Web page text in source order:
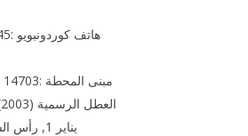
Kordonboyu Tel: 81 52145: هاتف كوردونبويو
Terminal Building Tel: 23 14703: مبنى المحطة
Official Holidays (2003): العطل الرسمية (2003)
January 1, New Year: يناير 1, رأس السنه